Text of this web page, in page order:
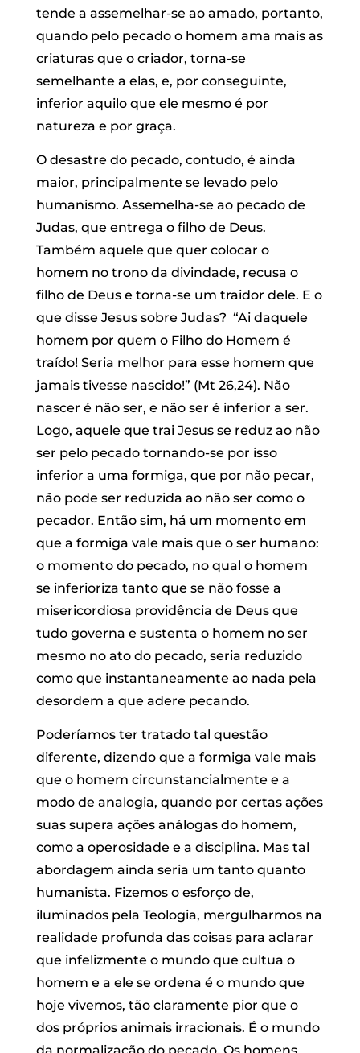
tende a assemelhar-se ao amado, portanto,
quando pelo pecado o homem ama mais as
criaturas que o criador, torna-se
semelhante a elas, e, por conseguinte,
inferior aquilo que ele mesmo é por
natureza e por graça.
O desastre do pecado, contudo, é ainda
maior, principalmente se levado pelo
humanismo. Assemelha-se ao pecado de
Judas, que entrega o filho de Deus.
Também aquele que quer colocar o
homem no trono da divindade, recusa o
filho de Deus e torna-se um traidor dele. E o
que disse Jesus sobre Judas? “Ai daquele
homem por quem o Filho do Homem é
traído! Seria melhor para esse homem que
jamais tivesse nascido!” (Mt 26,24). Não
nascer é não ser, e não ser é inferior a ser.
Logo, aquele que trai Jesus se reduz ao não
ser pelo pecado tornando-se por isso
inferior a uma formiga, que por não pecar,
não pode ser reduzida ao não ser como o
pecador. Então sim, há um momento em
que a formiga vale mais que o ser humano:
o momento do pecado, no qual o homem
se inferioriza tanto que se não fosse a
misericordiosa providência de Deus que
tudo governa e sustenta o homem no ser
mesmo no ato do pecado, seria reduzido
como que instantaneamente ao nada pela
desordem a que adere pecando.
Poderíamos ter tratado tal questão
diferente, dizendo que a formiga vale mais
que o homem circunstancialmente e a
modo de analogia, quando por certas ações
suas supera ações análogas do homem,
como a operosidade e a disciplina. Mas tal
abordagem ainda seria um tanto quanto
humanista. Fizemos o esforço de,
iluminados pela Teologia, mergulharmos na
realidade profunda das coisas para aclarar
que infelizmente o mundo que cultua o
homem e a ele se ordena é o mundo que
hoje vivemos, tão claramente pior que o
dos próprios animais irracionais. É o mundo